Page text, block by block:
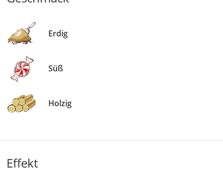
Erdig
Süß
Holzig
Effekt